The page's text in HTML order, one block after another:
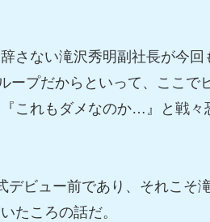
さない滝沢秀明副社長が今回
ープだからといって、ここで
これもダメなのか…』と戦々
ビュー前であり、それこそ
たころの話だ。